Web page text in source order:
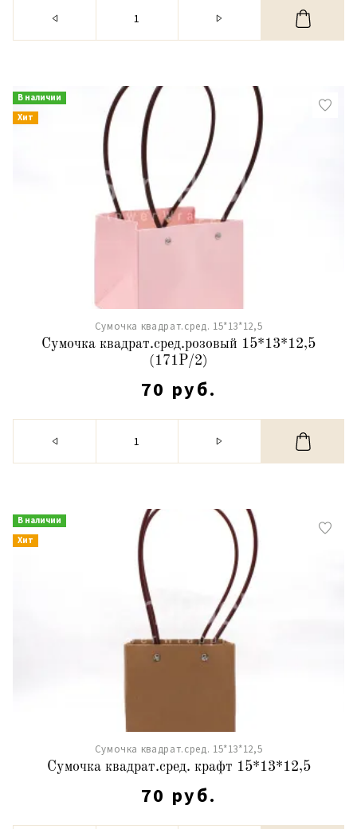
В наличии
Хит
Сумочка квадрат.сред. 15*13*12,5
Сумочка квадрат.сред.розовый 15*13*12,5
(171P/2)
70 руб.
В наличии
Хит
Сумочка квадрат.сред. 15*13*12,5
Сумочка квадрат.сред. крафт 15*13*12,5
70 руб.